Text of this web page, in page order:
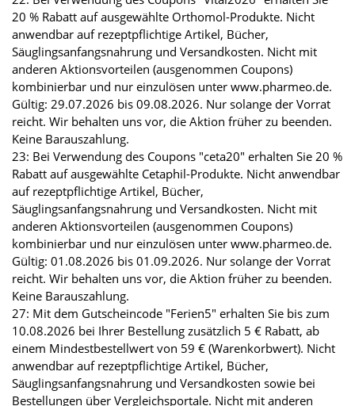
20 % Rabatt auf ausgewählte Orthomol-Produkte. Nicht
anwendbar auf rezeptpflichtige Artikel, Bücher,
Säuglingsanfangsnahrung und Versandkosten. Nicht mit
anderen Aktionsvorteilen (ausgenommen Coupons)
kombinierbar und nur einzulösen unter www.pharmeo.de.
Gültig: 29.07.2026 bis 09.08.2026. Nur solange der Vorrat
reicht. Wir behalten uns vor, die Aktion früher zu beenden.
Keine Barauszahlung.
23: Bei Verwendung des Coupons "ceta20" erhalten Sie 20 %
Rabatt auf ausgewählte Cetaphil-Produkte. Nicht anwendbar
auf rezeptpflichtige Artikel, Bücher,
Säuglingsanfangsnahrung und Versandkosten. Nicht mit
anderen Aktionsvorteilen (ausgenommen Coupons)
kombinierbar und nur einzulösen unter www.pharmeo.de.
Gültig: 01.08.2026 bis 01.09.2026. Nur solange der Vorrat
reicht. Wir behalten uns vor, die Aktion früher zu beenden.
Keine Barauszahlung.
27: Mit dem Gutscheincode "Ferien5" erhalten Sie bis zum
10.08.2026 bei Ihrer Bestellung zusätzlich 5 € Rabatt, ab
einem Mindestbestellwert von 59 € (Warenkorbwert). Nicht
anwendbar auf rezeptpflichtige Artikel, Bücher,
Säuglingsanfangsnahrung und Versandkosten sowie bei
Bestellungen über Vergleichsportale. Nicht mit anderen